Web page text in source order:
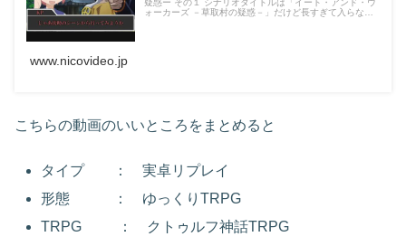
疑惑ー その１ シナリオタイトルは「イート・アンド・ウ
ォーカーズ －草取村の疑惑－」だけど長すぎて入らない
www.nicovideo.jp
こちらの動画のいいところをまとめると
タイプ ： 実卓リプレイ
形態 ： ゆっくりTRPG
TRPG ： クトゥルフ神話TRPG